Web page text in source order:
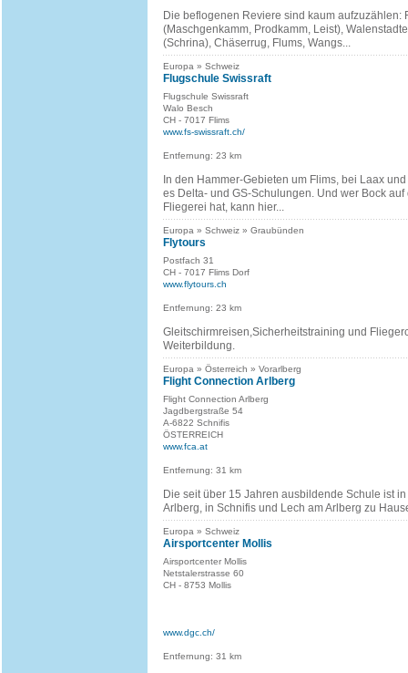
Die beflogenen Reviere sind kaum aufzuzählen:
(Maschgenkamm, Prodkamm, Leist),
(Schrina), Chäserrug, Flums, Wangs...
Europa » Schweiz
Flugschule Swissraft
Flugschule Swissraft
Walo Besch
CH - 7017 Flims
www.fs-swissraft.ch/
Entfernung: 23 km
In den Hammer-Gebieten um Flims, bei Laax
es Delta- und GS-Schulungen. Und wer Bock
Fliegerei hat, kann hier...
Europa » Schweiz » Graubünden
Flytours
Postfach 31
CH - 7017 Flims Dorf
www.flytours.ch
Entfernung: 23 km
Gleitschirmreisen,Sicherheitstraining und
Weiterbildung.
Europa » Österreich » Vorarlberg
Flight Connection Arlberg
Flight Connection Arlberg
Jagdbergstraße 54
A-6822 Schnifis
ÖSTERREICH
www.fca.at
Entfernung: 31 km
Die seit über 15 Jahren ausbildende Schule ist in
Arlberg, in Schnifis und Lech am Arlberg zu
Europa » Schweiz
Airsportcenter Mollis
Airsportcenter Mollis
Netstalerstrasse 60
CH - 8753 Mollis
www.dgc.ch/
Entfernung: 31 km